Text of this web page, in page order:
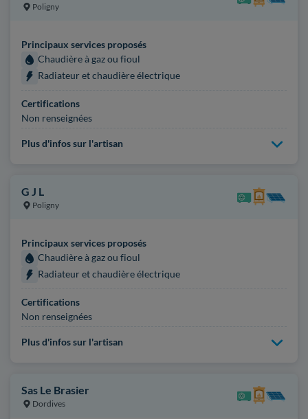
Poligny
Principaux services proposés
Chaudière à gaz ou fioul
Radiateur et chaudière électrique
Certifications
Non renseignées
Plus d'infos sur l'artisan
G J L
Poligny
Principaux services proposés
Chaudière à gaz ou fioul
Radiateur et chaudière électrique
Certifications
Non renseignées
Plus d'infos sur l'artisan
Sas Le Brasier
Dordives